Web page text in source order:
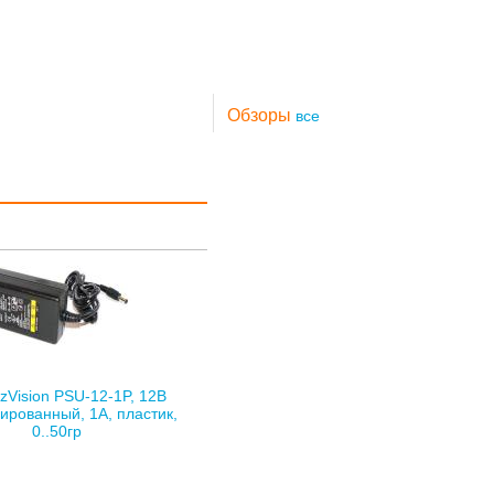
PSU-12-1P, 12В
1А, пластик,
0..50гр
Обзоры все